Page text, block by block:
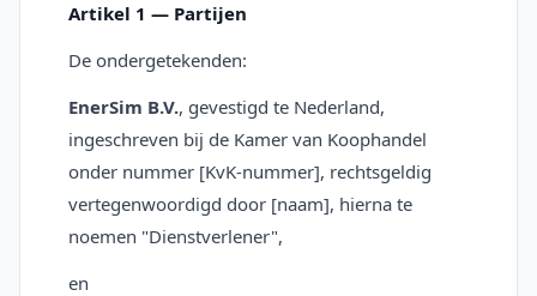
Artikel 1 — Partijen
De ondergetekenden:
EnerSim B.V., gevestigd te Nederland,
ingeschreven bij de Kamer van Koophandel
onder nummer [KvK-nummer], rechtsgeldig
vertegenwoordigd door [naam], hierna te
noemen "Dienstverlener",
en